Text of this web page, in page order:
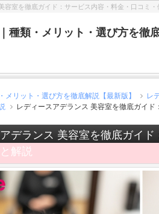
容室を徹底ガイド：サービス内容・料金・口コミ
種類・メリット・選び方を徹
メリット・選び方を徹底解説【最新版】
レ
レディースアデランス 美容室を徹底ガイ
デランス 美容室を徹底ガイ
解説